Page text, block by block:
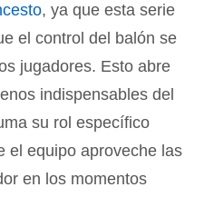
, ya que esta serie
el control del balón se
jugadores. Esto abre
indispensables del
su rol específico
el equipo aproveche las
en los momentos